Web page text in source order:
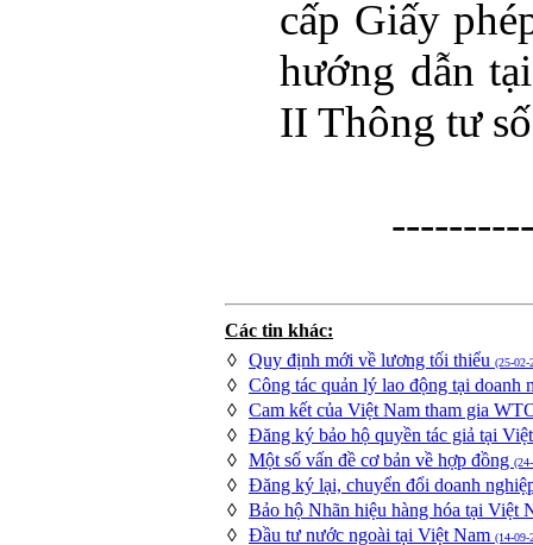
cấp Giấy
hướng dẫn
II Thông tư
Các tin khác:
◊ Quy định mới về lương tối thiểu (25-02-
◊ Công tác quản lý lao động tại doanh
◊ Cam kết của Việt Nam tham gia
◊ Đăng ký bảo hộ quyền tác giả tại
◊ Một số vấn đề cơ bản về hợp đồng
◊ Đăng ký lại, chuyển đổi doanh
◊ Bảo hộ Nhãn hiệu hàng hóa tại Việt
◊ Đầu tư nước ngoài tại Việt Nam (14-09-